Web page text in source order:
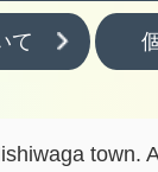
て
town.